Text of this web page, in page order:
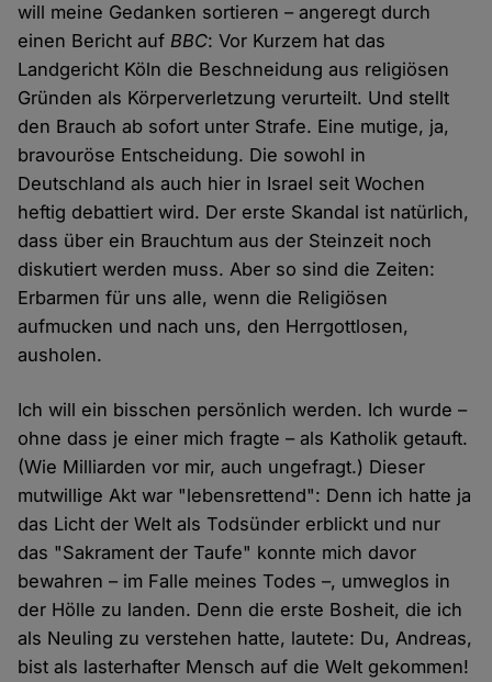
will meine Gedanken sortieren – angeregt durch
einen Bericht aufBBC: Vor Kurzem hat das
Landgericht Köln die Beschneidung aus religiösen
Gründen als Körperverletzung verurteilt. Und stellt
den Brauch ab sofort unter Strafe. Eine mutige, ja,
bravouröse Entscheidung. Die sowohl in
Deutschland als auch hier in Israel seit Wochen
heftig debattiert wird. Der erste Skandal ist natürlich,
dass über ein Brauchtum aus der Steinzeit noch
diskutiert werden muss. Aber so sind die Zeiten:
Erbarmen für uns alle, wenn die Religiösen
aufmucken und nach uns, den Herrgottlosen,
ausholen.
Ich will ein bisschen persönlich werden. Ich wurde –
ohne dass je einer mich fragte – als Katholik getauft.
(Wie Milliarden vor mir, auch ungefragt.) Dieser
mutwillige Akt war "lebensrettend": Denn ich hatte ja
das Licht der Welt als Todsünder erblickt und nur
das "Sakrament der Taufe" konnte mich davor
bewahren – im Falle meines Todes –, umweglos in
der Hölle zu landen. Denn die erste Bosheit, die ich
als Neuling zu verstehen hatte, lautete: Du, Andreas,
bist als lasterhafter Mensch auf die Welt gekommen!